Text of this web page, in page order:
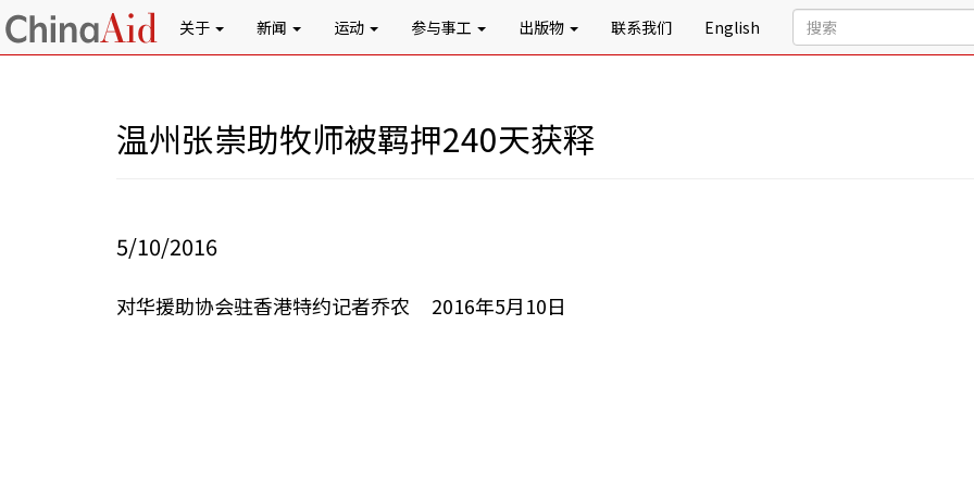
关于 新闻 运动 参与事工 出版物 联系我们 English
温州张崇助牧师被羁押240天获释
5/10/2016
对华援助协会驻香港特约记者乔农 2016年5月10日